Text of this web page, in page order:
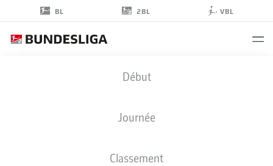
BL 2BL VBL
Début
Journée
Classement